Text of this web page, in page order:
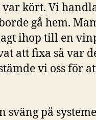
kört. Vi
gå hem.
ihop till en
att fixa så var
vi oss för
sväng på